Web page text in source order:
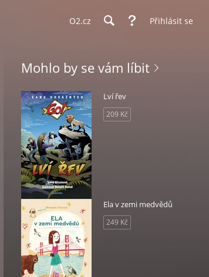
O2.cz Přihlásit se
Mohlo by se vám líbit
Lví řev
209 Kč
Ela v zemi medvědů
249 Kč